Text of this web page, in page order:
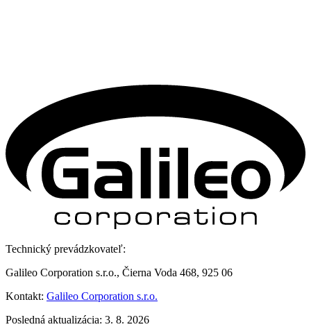
Technický prevádzkovateľ:
Galileo Corporation s.r.o., Čierna Voda 468, 925 06
Kontakt: Galileo Corporation s.r.o.
Posledná aktualizácia: 3. 8. 2026